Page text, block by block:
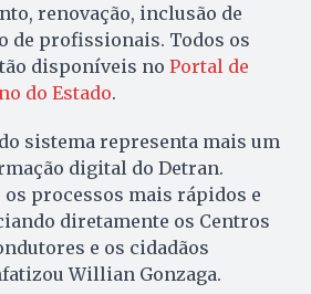
renovação, inclusão de
de profissionais. Todos os
disponíveis no Portal de
do Estado.
sistema representa mais um
digital do Detran.
processos mais rápidos e
diretamente os Centros
e os cidadãos
Willian Gonzaga.